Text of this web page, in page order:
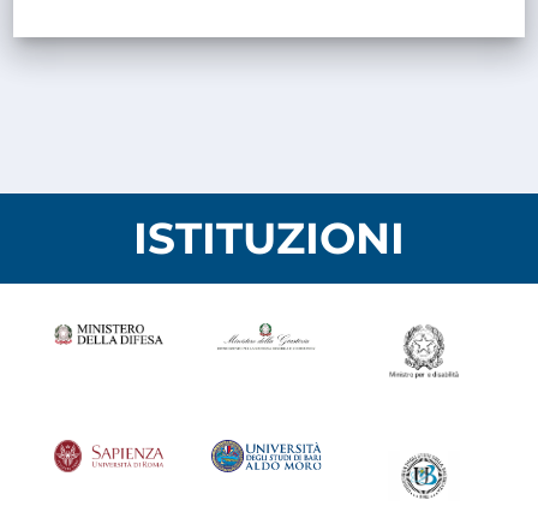
ISTITUZIONI